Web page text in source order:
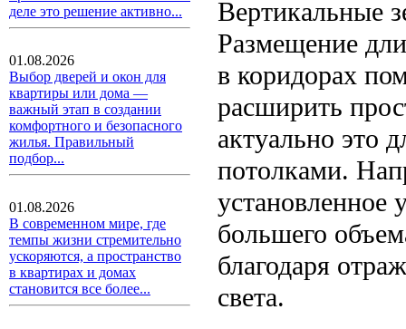
деле это решение активно...
01.08.2026
Выбор дверей и окон для
квартиры или дома —
важный этап в создании
комфортного и безопасного
жилья. Правильный
подбор...
01.08.2026
В современном мире, где
темпы жизни стремительно
ускоряются, а пространство
в квартирах и домах
становится все более...
Вертикальные
Размещение
в коридорах
расширить
актуально это
потолками.
установленное
большего
благодаря
света.